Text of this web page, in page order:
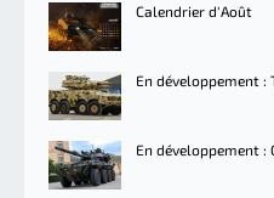
Calendrier d'Août
En développement :
En développement :